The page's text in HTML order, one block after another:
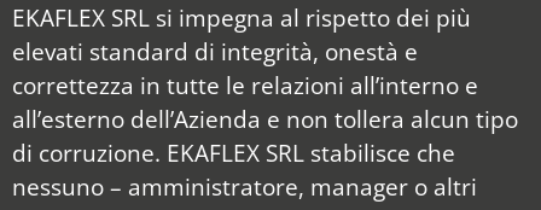
EKAFLEX SRL si impegna al rispetto dei più
elevati standard di integrità, onestà e
correttezza in tutte le relazioni all’interno e
all’esterno dell’Azienda e non tollera alcun tipo
di corruzione. EKAFLEX SRL stabilisce che
nessuno – amministratore, manager o altri